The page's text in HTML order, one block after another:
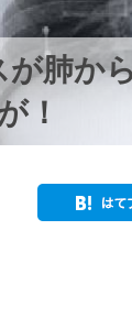
肺か
！